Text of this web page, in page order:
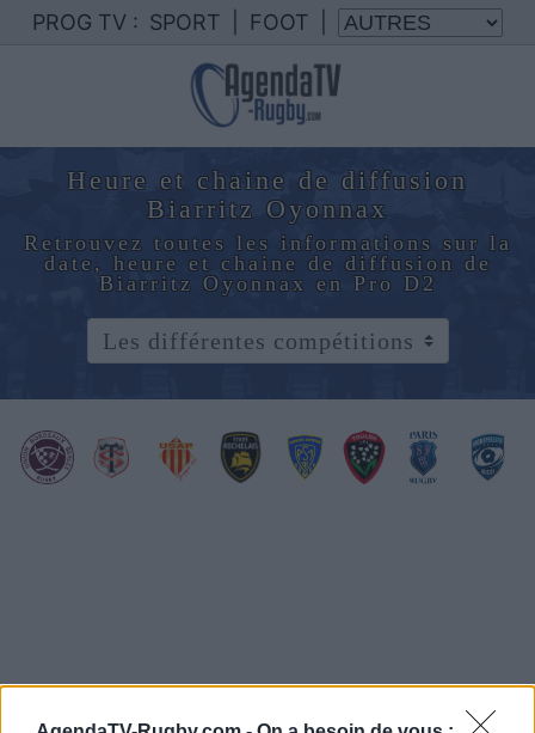
PROG TV : SPORT FOOT
Heure et chaine de diffusion
Biarritz Oyonnax
Retrouvez toutes les informations sur la
date, heure et chaine de diffusion de
Biarritz Oyonnax en Pro D2